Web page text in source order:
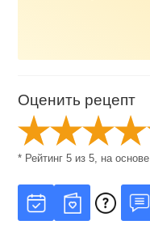
Оценить рецепт
* Рейтинг5 из5 , на основе